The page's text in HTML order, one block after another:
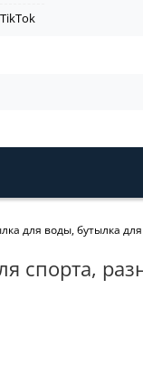
TikTok
для воды, бутылка
спорта,